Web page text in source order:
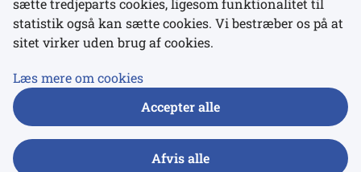
Udgivelser
sætte tredjeparts cookies, ligesom funktionalitet til
statistik også kan sætte cookies. Vi bestræber os på at
sitet virker uden brug af cookies.
Læs mere om cookies
Accepter alle
Afvis alle